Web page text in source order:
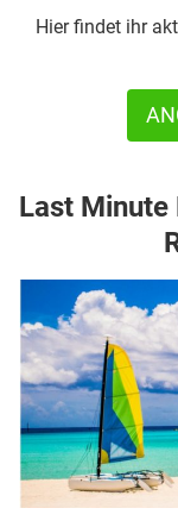
Hier findet ihr
Last Minute